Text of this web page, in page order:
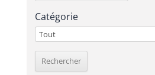
Catégorie